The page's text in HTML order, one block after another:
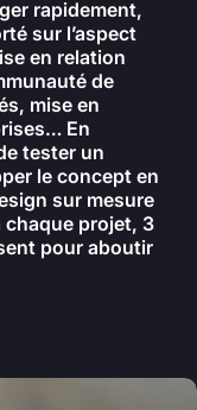
rapidement,
sur l’aspect
en relation
de
mise en
En
tester un
le concept en
sur mesure
projet, 3
pour aboutir